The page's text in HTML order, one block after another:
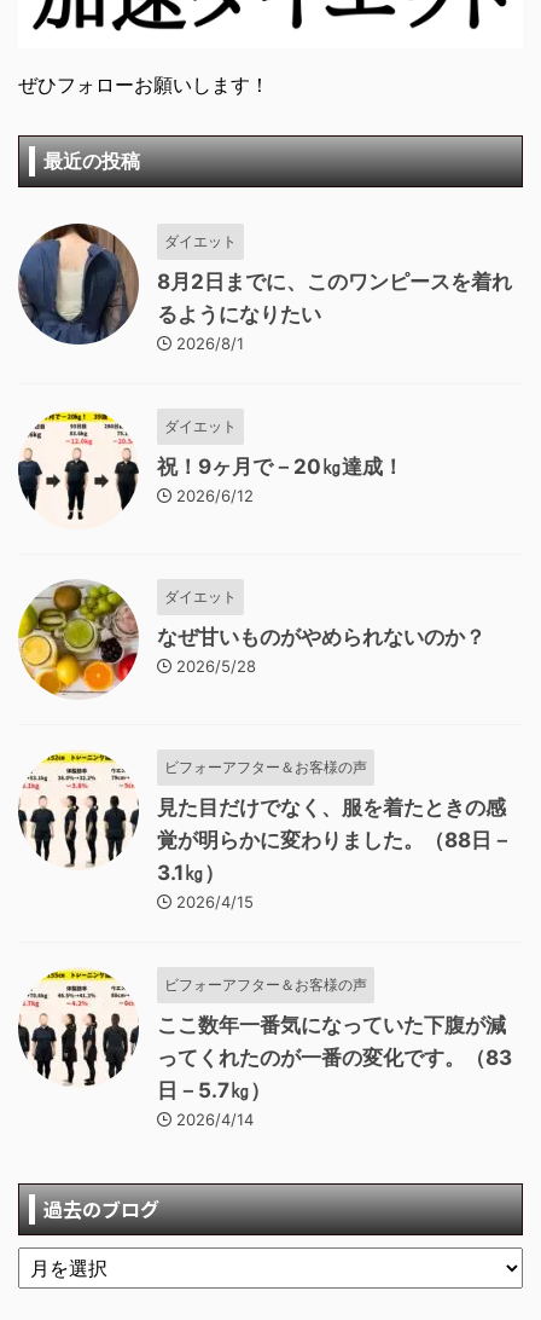
ぜひフォローお願いします！
最近の投稿
ダイエット
8月2日までに、このワンピースを着れ
るようになりたい
2026/8/1
ダイエット
祝！9ヶ月で－20㎏達成！
2026/6/12
ダイエット
なぜ甘いものがやめられないのか？
2026/5/28
ビフォーアフター＆お客様の声
見た目だけでなく、服を着たときの感
覚が明らかに変わりました。（88日－
3.1㎏）
2026/4/15
ビフォーアフター＆お客様の声
ここ数年一番気になっていた下腹が減
ってくれたのが一番の変化です。（83
日－5.7㎏）
2026/4/14
過去のブログ